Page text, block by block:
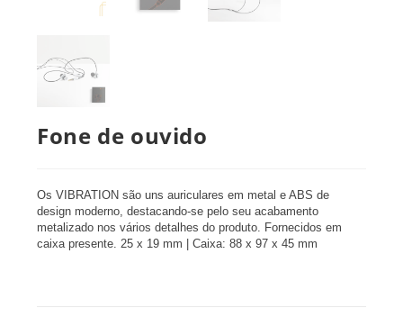
Fone de ouvido
Os VIBRATION são uns auriculares em metal e ABS de
design moderno, destacando-se pelo seu acabamento
metalizado nos vários detalhes do produto. Fornecidos em
caixa presente. 25 x 19 mm | Caixa: 88 x 97 x 45 mm